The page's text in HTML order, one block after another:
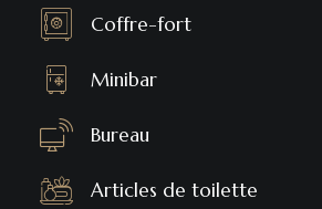
Coffre-fort
Minibar
Bureau
Articles de toilette